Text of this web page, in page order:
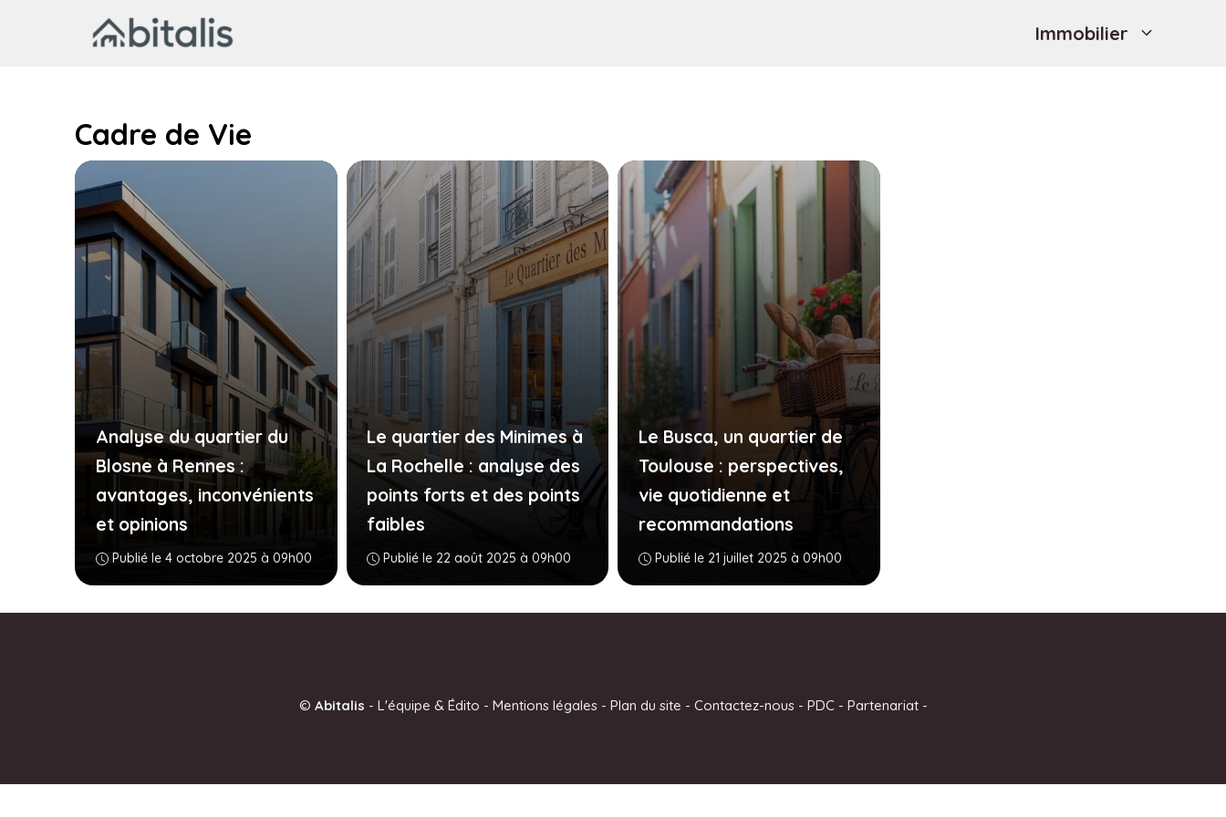
Immobilier
Cadre de Vie
Analyse du quartier du
Blosne à Rennes :
avantages, inconvénients
et opinions
Publié le 4 octobre 2025 à 09h00
Le quartier des Minimes à
La Rochelle : analyse des
points forts et des points
faibles
Publié le 22 août 2025 à 09h00
Le Busca, un quartier de
Toulouse : perspectives,
vie quotidienne et
recommandations
Publié le 21 juillet 2025 à 09h00
© Abitalis - L'équipe & Édito - Mentions légales- Plan du site - Contactez-nous- PDC - Partenariat-